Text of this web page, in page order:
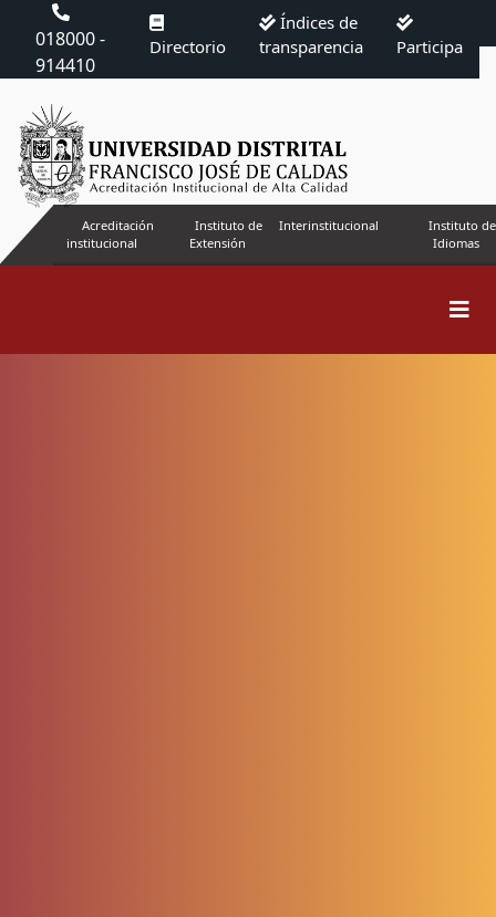
018000 -
914410
Directorio
Índices de
transparencia
Participa
Acreditación
institucional
Instituto de
Extensión
Interinstitucional
Instituto de
Idiomas